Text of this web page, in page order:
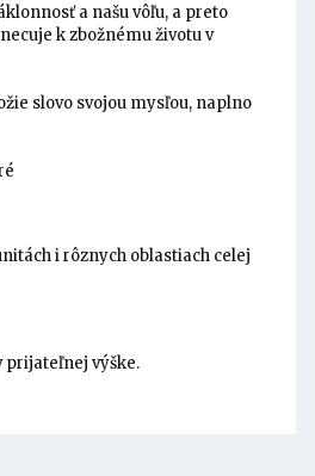
a našu vôľu, a preto
k zbožnému životu v
slovo svojou mysľou, naplno
i rôznych oblastiach celej
prijateľnej výške.